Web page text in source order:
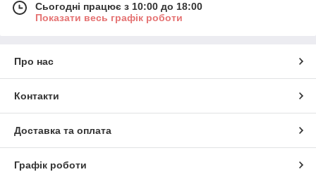
Сьогодні працює з 10:00 до 18:00
Показати весь графік роботи
Про нас
Контакти
Доставка та оплата
Графік роботи